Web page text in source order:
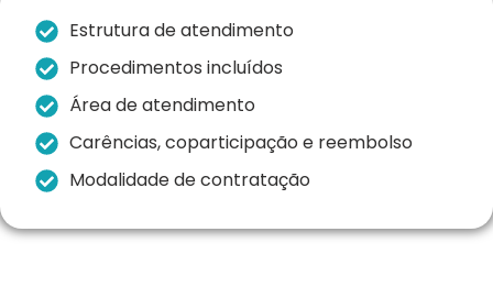
Estrutura de atendimento
Procedimentos incluídos
Área de atendimento
Carências, coparticipação e reembolso
Modalidade de contratação